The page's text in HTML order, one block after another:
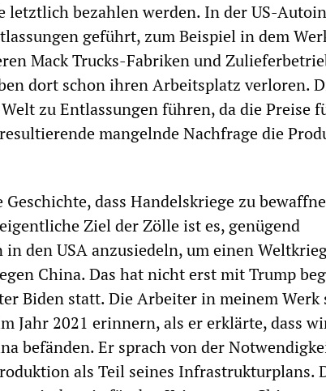
letztlich bezahlen werden. In der US-
geführt, zum Beispiel in dem
Mack Trucks-Fabriken und
dort schon ihren Arbeitsplatz verloren.
zu Entlassungen führen, da die Preise
mangelnde Nachfrage die
dass Handelskriege zu
Ziel der Zölle ist es, genügend
den USA anzusiedeln, um einen
China. Das hat nicht erst mit Trump
Biden statt. Die Arbeiter in meinem Werk
Jahr 2021 erinnern, als er erklärte, dass
befänden. Er sprach von der
als Teil seines Infrastrukturplans.